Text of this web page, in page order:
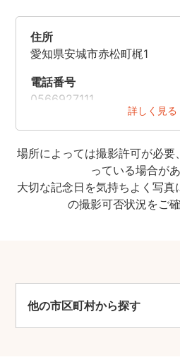
詳しく見る
住所
愛知県安城市赤松町梶1
電話番号
0566927111
時間
[冬期]9:30-16:30(最終入園
※イベント・季節により変更
あり(1,000台、大型バス20台)
※無料
場所によっては撮影許可が必要
っている場合があ
大切な記念日を気持ちよく写
の撮影可否状況をご
他の市区町村から探す